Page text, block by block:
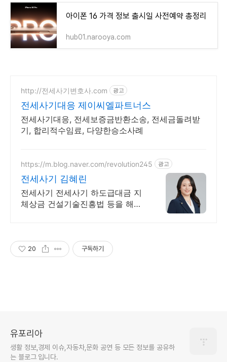
아이폰 16 가격 정보 출시일 사전예약 총정리
hub01.narooya.com
http://전세사기변호사.com 광고
전세사기대응 제이씨엘파트너스
전세사기대응, 전세보증금반환소송, 전세금돌려받
기, 합리적수임료, 다양한승소사례
https://m.blog.naver.com/revolution245 광고
전세사기 김혜린
전세사기 전세사기 하도급대금 지
체상금 건설기술진흥법 등을 해결
20 구독하기
유포리아
생활 정보,경제 이슈,자동차,문화 공연 등 모든 정보를 공유하
는 블로그 입니다.